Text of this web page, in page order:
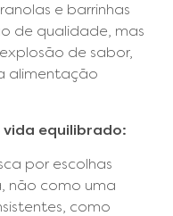
e barrinhas
de qualidade, mas
de sabor,
alimentação
vida equilibrado:
por escolhas
não como uma
como